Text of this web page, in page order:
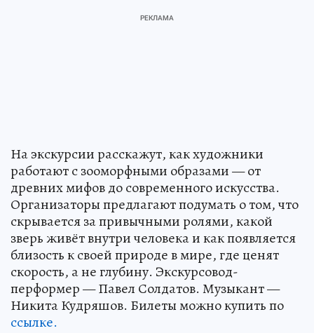
На экскурсии расскажут, как художники
работают с зооморфными образами — от
древних мифов до современного искусства.
Организаторы предлагают подумать о том, что
скрывается за привычными ролями, какой
зверь живёт внутри человека и как появляется
близость к своей природе в мире, где ценят
скорость, а не глубину. Экскурсовод-
перформер — Павел Солдатов. Музыкант —
Никита Кудряшов. Билеты можно купить по
ссылке.